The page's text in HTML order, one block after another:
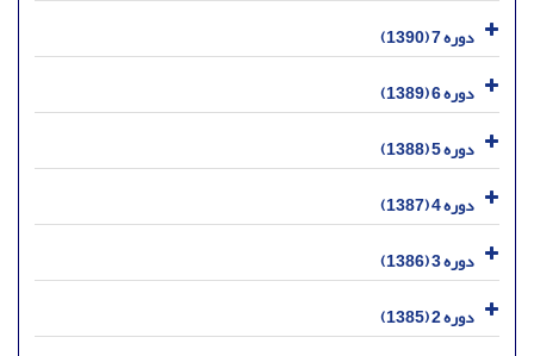
دوره 7 (1390)
دوره 6 (1389)
دوره 5 (1388)
دوره 4 (1387)
دوره 3 (1386)
دوره 2 (1385)